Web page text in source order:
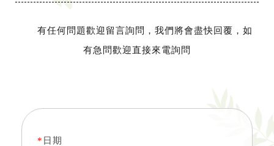
有任何問題歡迎留言詢問，我們將會盡快回覆，如
有急問歡迎直接來電詢問
* 日期